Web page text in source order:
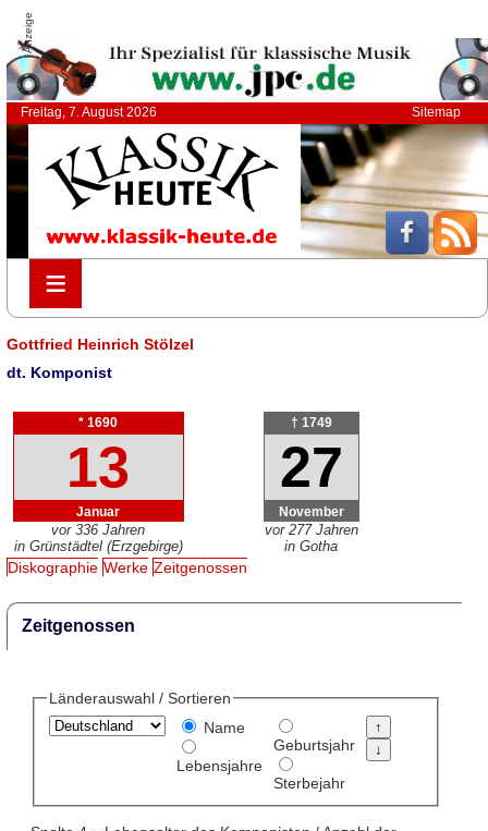
Anzeige
Freitag, 7. August 2026 Sitemap
≡
≡
Gottfried Heinrich Stölzel
dt. Komponist
* 1690
13
Januar
vor 336 Jahren
in Grünstädtel (Erzgebirge)
† 1749
27
November
vor 277 Jahren
in Gotha
Diskographie Werke Zeitgenossen
Zeitgenossen
Länderauswahl / Sortieren
Name
Lebensjahre
Geburtsjahr
Sterbejahr